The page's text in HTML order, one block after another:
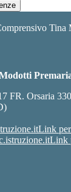
Tina
FR. Orsaria
Link
Link